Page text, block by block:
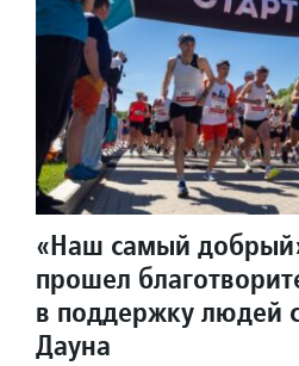
«Наш самый
прошел
в поддержку людей
Дауна